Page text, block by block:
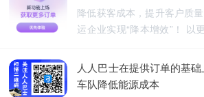
人人巴士春节放假通知
降低获客成本，提升客户质
运企业实现“降本增效”！ 以
人人巴士在提供订单的基
车队降低能源成本